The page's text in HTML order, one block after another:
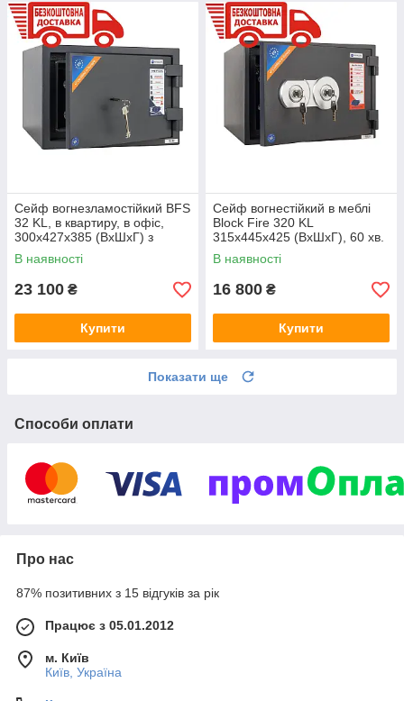
Сейф вогнезламостійкий BFS
32 KL, в квартиру, в офіс,
300х427х385 (ВхШхГ) з
ключовим замком
В наявності
23 100 ₴
Купити
Сейф вогнестійкий в меблі
Block Fire 320 KL
315х445х425 (ВхШхГ), 60 хв.
вогнестійкості, з ключовим
замком
В наявності
16 800 ₴
Купити
Показати ще
Способи оплати
Про нас
87% позитивних з 15 відгуків за рік
Працює з 05.01.2012
м. Київ
Київ, Україна